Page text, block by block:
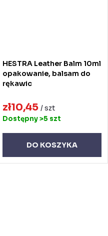
HESTRA Leather Balm 10ml
opakowanie, balsam do
rękawic
zł10,45 / szt
Dostępny>5 szt
DO KOSZYKA